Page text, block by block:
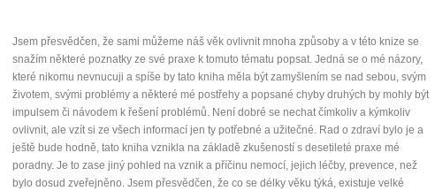
Jsem přesvědčen, že sami můžeme náš věk ovlivnit mnoha způsoby a v této knize se
snažím některé poznatky ze své praxe k tomuto tématu popsat. Jedná se o mé názory,
které nikomu nevnucuji a spíše by tato kniha měla být zamyšlením se nad sebou, svým
životem, svými problémy a některé mé postřehy a popsané chyby druhých by mohly být
impulsem či návodem k řešení problémů. Není dobré se nechat čímkoliv a kýmkoliv
ovlivnit, ale vzít si ze všech informací jen ty potřebné a užitečné. Rad o zdraví bylo je a
ještě bude hodně, tato kniha vznikla na základě zkušeností s desetileté praxe mé
poradny. Je to zase jiný pohled na vznik a příčinu nemocí, jejich léčby, prevence, než
bylo dosud zveřejněno. Jsem přesvědčen, že co se délky věku týká, existuje velké